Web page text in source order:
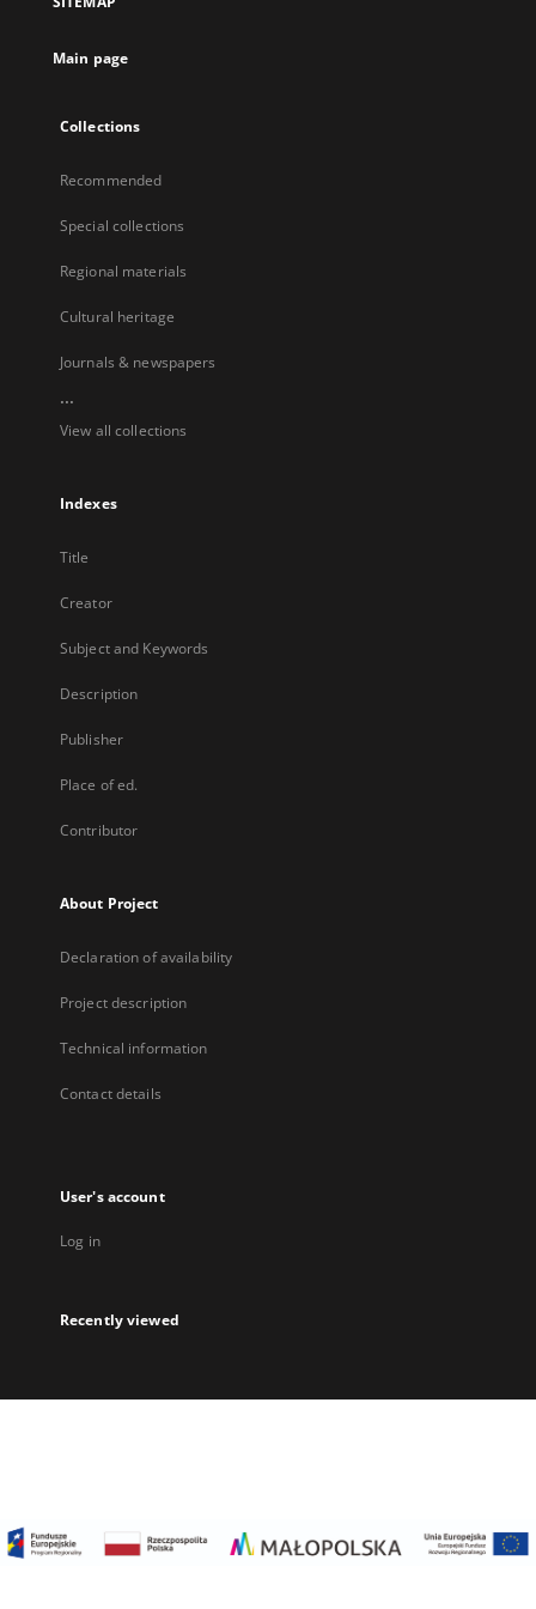
Main page
Collections
Recommended
Special collections
Regional materials
Cultural heritage
Journals & newspapers
...
View all collections
Indexes
Title
Creator
Subject and Keywords
Description
Publisher
Place of ed.
Contributor
About Project
Declaration of availability
Project description
Technical information
Contact details
User's account
Log in
Recently viewed